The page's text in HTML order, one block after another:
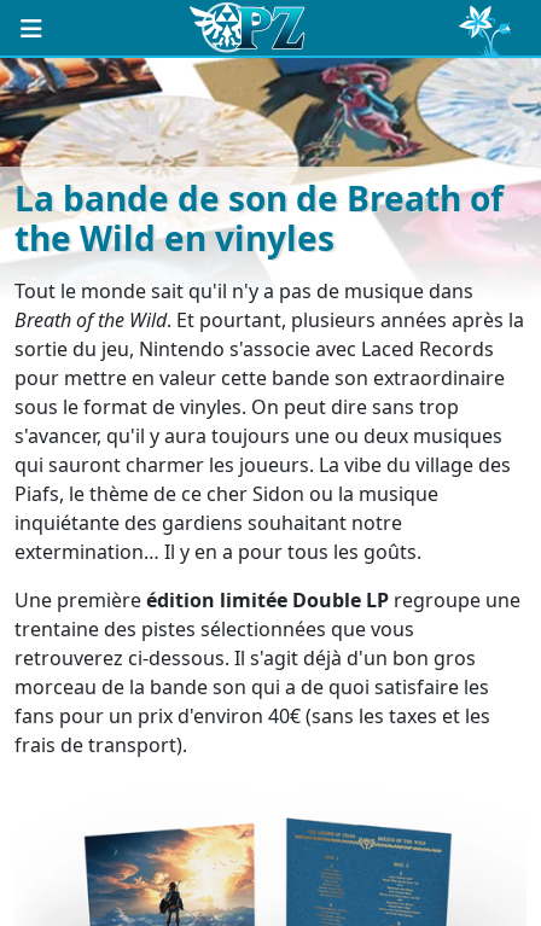
La bande de son de Breath of
the Wild en vinyles
Tout le monde sait qu'il n'y a pas de musique dans
Breath of the Wild. Et pourtant, plusieurs années après la
sortie du jeu, Nintendo s'associe avec Laced Records
pour mettre en valeur cette bande son extraordinaire
sous le format de vinyles. On peut dire sans trop
s'avancer, qu'il y aura toujours une ou deux musiques
qui sauront charmer les joueurs. La vibe du village des
Piafs, le thème de ce cher Sidon ou la musique
inquiétante des gardiens souhaitant notre
extermination… Il y en a pour tous les goûts.
Une premièreédition limitée Double LP regroupe une
trentaine des pistes sélectionnées que vous
retrouverez ci-dessous. Il s'agit déjà d'un bon gros
morceau de la bande son qui a de quoi satisfaire les
fans pour un prix d'environ 40€ (sans les taxes et les
frais de transport).